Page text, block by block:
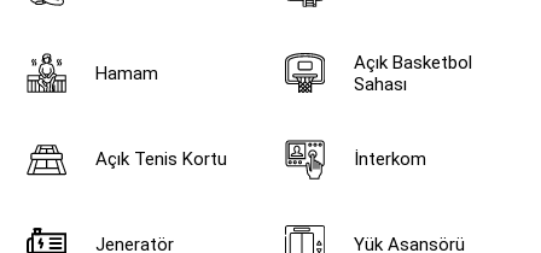
Hamam
Açık Basketbol
Sahası
Açık Tenis Kortu İnterkom
Jeneratör Yük Asansörü